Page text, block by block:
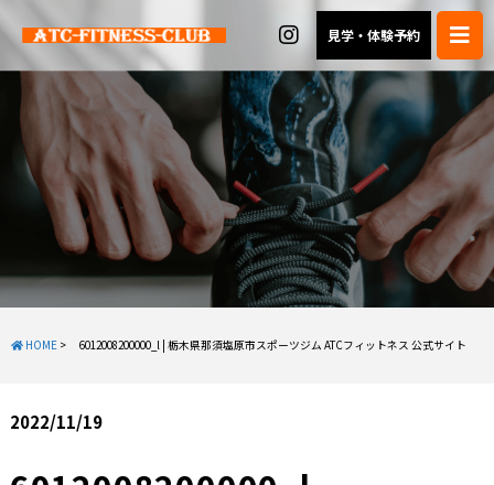
見学・体験予約
HOME > 6012008200000_l | 栃木県那須塩原市スポーツジム ATCフィットネス 公式サイト
2022/11/19